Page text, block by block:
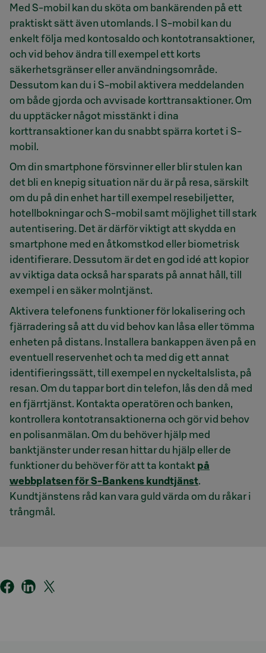
Med S-mobil kan du sköta om bankärenden på ett
praktiskt sätt även utomlands. I S-mobil kan du
enkelt följa med kontosaldo och kontotransaktioner,
och vid behov ändra till exempel ett korts
säkerhetsgränser eller användningsområde.
Dessutom kan du i S-mobil aktivera meddelanden
om både gjorda och avvisade korttransaktioner. Om
du upptäcker något misstänkt i dina
korttransaktioner kan du snabbt spärra kortet i S-
mobil.
Om din smartphone försvinner eller blir stulen kan
det bli en knepig situation när du är på resa, särskilt
om du på din enhet har till exempel resebiljetter,
hotellbokningar och S-mobil samt möjlighet till stark
autentisering. Det är därför viktigt att skydda en
smartphone med en åtkomstkod eller biometrisk
identifierare. Dessutom är det en god idé att kopior
av viktiga data också har sparats på annat håll, till
exempel i en säker molntjänst.
Aktivera telefonens funktioner för lokalisering och
fjärradering så att du vid behov kan låsa eller tömma
enheten på distans. Installera bankappen även på en
eventuell reservenhet och ta med dig ett annat
identifieringssätt, till exempel en nyckeltalslista, på
resan. Om du tappar bort din telefon, lås den då med
en fjärrtjänst. Kontakta operatören och banken,
kontrollera kontotransaktionerna och gör vid behov
en polisanmälan. Om du behöver hjälp med
banktjänster under resan hittar du hjälp eller de
funktioner du behöver för att ta kontakt på
webbplatsen för S-Bankens kundtjänst.
Kundtjänstens råd kan vara guld värda om du råkar i
trångmål.